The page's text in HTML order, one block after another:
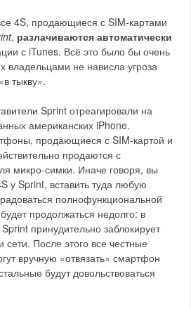
4S, продающиеся с SIM-картами
, разлачиваются автоматически
с iTunes. Всё это было бы очень
владельцами не нависла угроза
тыкву».
Sprint отреагировали на
американских iPhone.
продающиеся с SIM-картой и
продаются с
микро-симки. Иначе говоря, вы
у Sprint, вставить туда любую
полнофункциональной
продолжаться недолго: в
принудительно заблокирует
После этого все честные
вручную «отвязать» смартфон
будут довольствоваться